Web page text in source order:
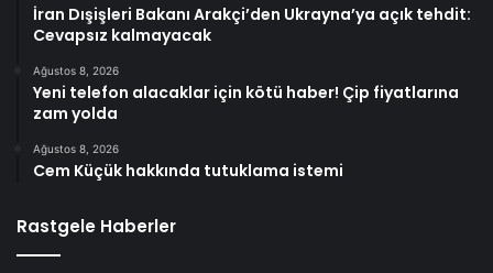
İran Dışişleri Bakanı Arakçi’den Ukrayna’ya açık tehdit:
Cevapsız kalmayacak
Ağustos 8, 2026
Yeni telefon alacaklar için kötü haber! Çip fiyatlarına
zam yolda
Ağustos 8, 2026
Cem Küçük hakkında tutuklama istemi
Rastgele Haberler